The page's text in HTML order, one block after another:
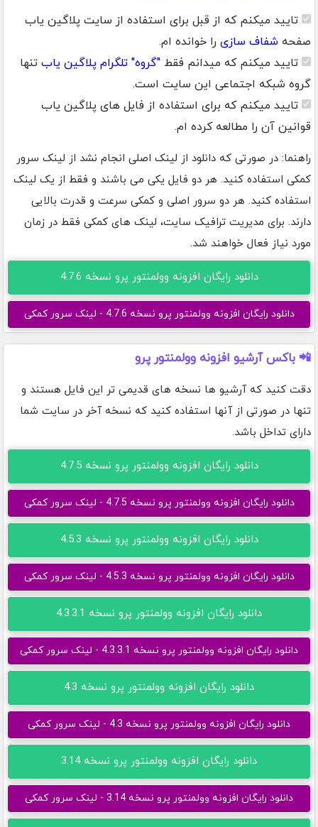
تایید میکنم که از قبل برای استفاده از سایت پلاگین یاب
صفحه شفاف سازی را خوانده ام.
تایید میکنم که میدانم فقط "گروه" تلگرام پلاگین یاب تنها
گروه شبکه اجتماعی این سایت است.
تایید میکنم که برای استفاده از فایل های پلاگین یاب
قوانین آن را مطالعه کرده ام.
راهنما: در صورتی که دانلود از لینک اصلی انجام نشد از لینک سرور
کمکی استفاده کنید. هر دو فایل یکی می باشند و فقط از یک لینک
استفاده کنید. هر دو سرور اصلی و کمکی سرعت و قدرت بالایی
دارند. برای مدیریت ترافیک سایت، لینک های کمکی فقط در زمان
مورد نیاز فعال خواهند شد.
دانلود رایگان افزونه وولمنتور پرو نسخه 4.7.6
دانلود رایگان افزونه وولمنتور پرو نسخه 4.7.6 - لینک سرور کمکی
📲 باکس آرشیو افزونه وولمنتور پرو
دقت کنید که آرشیو ها نسخه های قدیمی تر این فایل هستند و
تنها در صورتی از آنها استفاده کنید که نسخه آخر در سایت شما
دارای تداخل باشد.
دانلود رایگان افزونه وولمنتور پرو نسخه 4.7.5
دانلود رایگان افزونه وولمنتور پرو نسخه 4.7.5 - لینک سرور کمکی
دانلود رایگان افزونه وولمنتور پرو نسخه 4.5.3
دانلود رایگان افزونه وولمنتور پرو نسخه 4.5.3 - لینک سرور کمکی
دانلود رایگان افزونه وولمنتور پرو نسخه 4.3.3.1
دانلود رایگان افزونه وولمنتور پرو نسخه 4.3.3.1 - لینک سرور کمکی
دانلود رایگان افزونه وولمنتور پرو نسخه 4.3
دانلود رایگان افزونه وولمنتور پرو نسخه 4.3 - لینک سرور کمکی
دانلود رایگان افزونه وولمنتور پرو نسخه 3.14
دانلود رایگان افزونه وولمنتور پرو نسخه 3.14 - لینک سرور کمکی